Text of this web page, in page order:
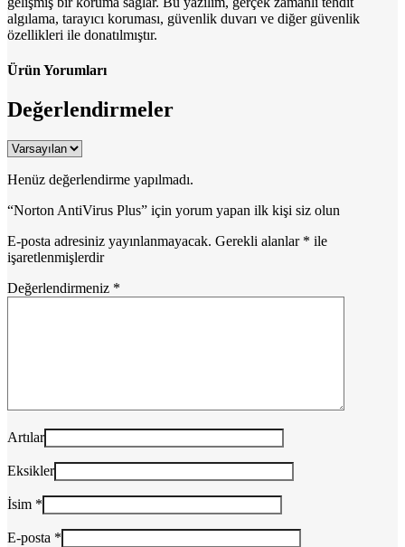
algılama, tarayıcı koruması, güvenlik duvarı ve diğer güvenlik
özellikleri ile donatılmıştır.
Ürün Yorumları
Değerlendirmeler
Henüz değerlendirme yapılmadı.
“Norton AntiVirus Plus” için yorum yapan ilk kişi siz olun
E-posta adresiniz yayınlanmayacak. Gerekli alanlar * ile
işaretlenmişlerdir
Değerlendirmeniz *
Artılar
Eksikler
İsim *
E-posta *